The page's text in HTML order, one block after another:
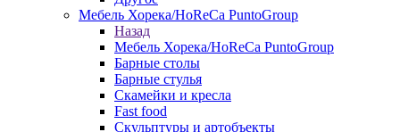
Мебель Хорека/HoReCa PuntoGroup
Назад
Мебель Хорека/HoReCa PuntoGroup
Барные столы
Барные стулья
Скамейки и кресла
Fast food
Скульптуры и артобъекты